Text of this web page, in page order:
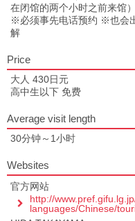
在闭馆的两个小时之前来馆）
※必须事先电话预约 ※也会
解
Price
大人 430日元
高中生以下 免费
Average visit length
30分钟～1小时
Websites
官方网站
http://
languages/Chinese/